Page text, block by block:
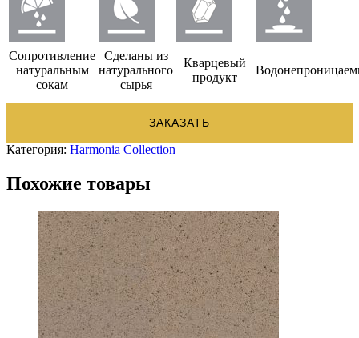
Сопротивление
натуральным
сокам
Сделаны из
натурального
сырья
Кварцевый
продукт
ЗАКАЗАТЬ
Категория: Harmonia Collection
Похожие товары